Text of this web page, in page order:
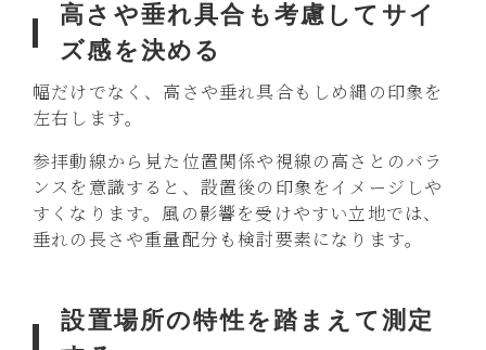
高さや垂れ具合も考慮してサイ
ズ感を決める
幅だけでなく、高さや垂れ具合もしめ縄の印象を
左右します。
参拝動線から見た位置関係や視線の高さとのバラ
ンスを意識すると、設置後の印象をイメージしや
すくなります。風の影響を受けやすい立地では、
垂れの長さや重量配分も検討要素になります。
設置場所の特性を踏まえて測定